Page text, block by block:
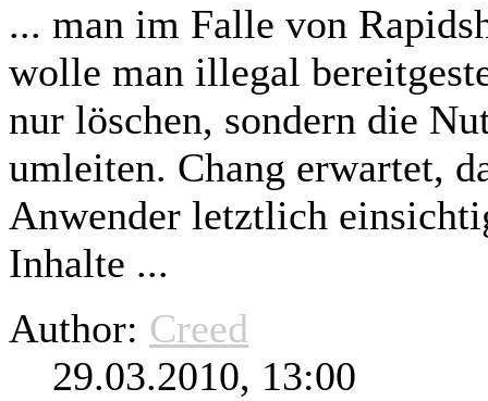
... man im Falle von
wolle man illegal
nur löschen, sondern die
umleiten. Chang erwartet,
Anwender letztlich
Inhalte ...
Author: Creed
29.03.2010, 13:00